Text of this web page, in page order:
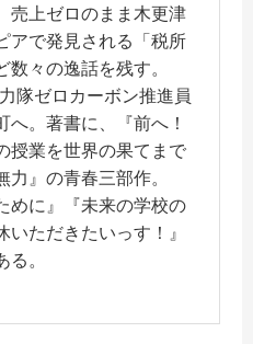
売上ゼロのまま木更津
アで発見される「税所
々の逸話を残す。
隊ゼロカーボン推進員
へ。著書に、『前へ！
授業を世界の果てまで
』の青春三部作。
めに』『未来の学校の
ただきたいっす！』
。